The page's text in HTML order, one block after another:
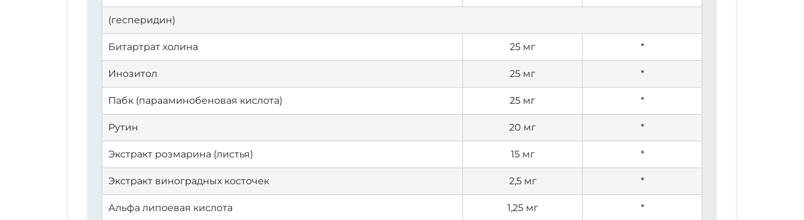
(гесперидин)
Битартрат холина 25 мг *
Инозитол 25 мг *
Пабк (парааминобеновая кислота) 25 мг *
Рутин 20 мг *
Экстракт розмарина (листья) 15 мг *
Экстракт виноградных косточек 2,5 мг *
Альфа липоевая кислота 1,25 мг *